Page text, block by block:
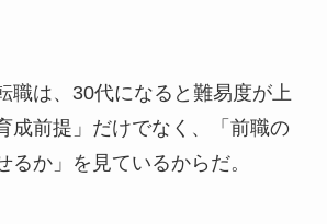
職は、30代になると難易度が上
成前提」だけでなく、「前職の
るか」を見ているからだ。